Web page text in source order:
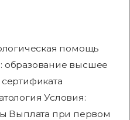
помощь
высшее
Условия:
Выплата при первом